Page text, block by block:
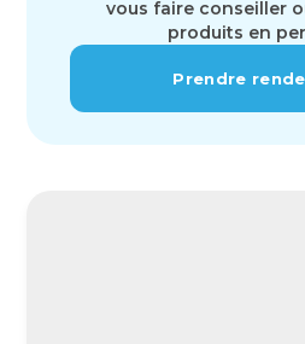
vous faire conseiller
produits en
Prendre